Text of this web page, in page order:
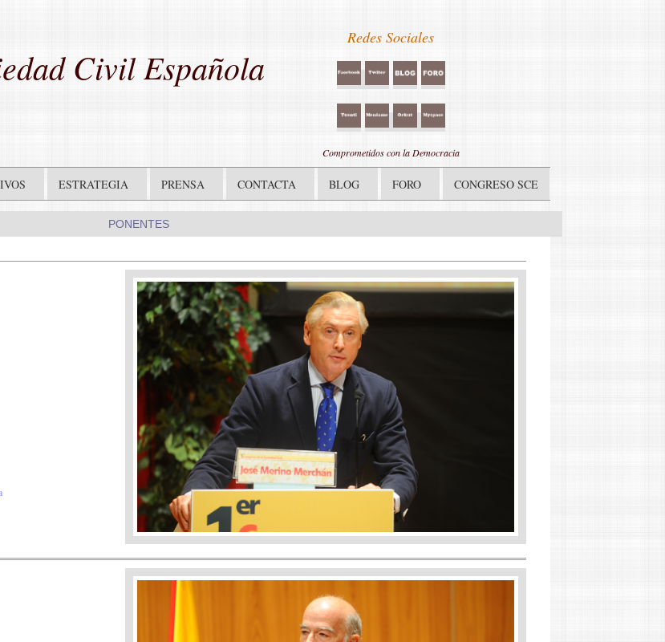
Civil Española
Redes Sociales
Comprometidos con la Democracia
ESTRATEGIA PRENSA CONTACTA BLOG FORO CONGRESO SCE
PONENTES